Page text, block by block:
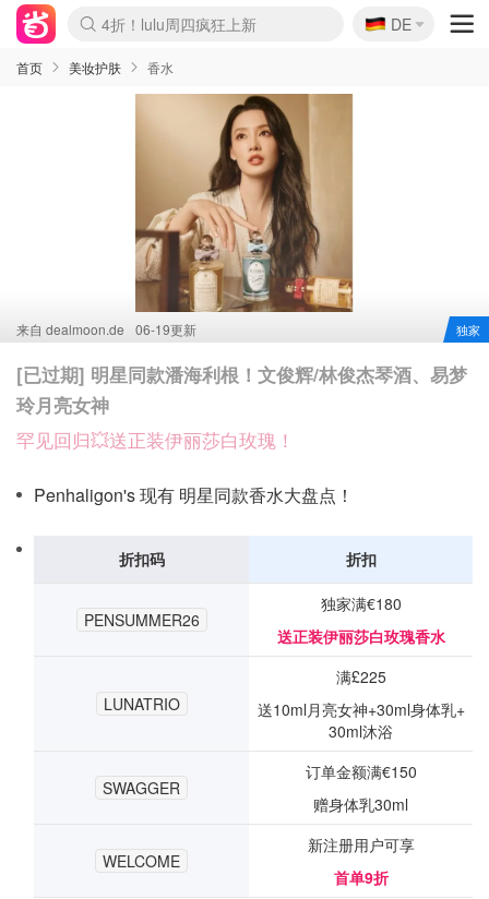
Boticinal 夏促开抢！
4折！lulu周四疯狂上新
还没结束！&OtherStories大促
Joybuy变相75折 随时失效
速领！Stanley独家85折
疑似霸哥！Camper额外叠85折
Zalando 奥莱闪促！每日更新
Moncler反季囤！5折起+叠9折
Coach Brooklyn仅€192
🇩🇪
DE
首页 美妆护肤 香水
来自 dealmoon.de 06-19更新 独家
[已过期] 明星同款潘海利根！文俊辉/林俊杰琴酒、易梦
玲月亮女神
罕见回归💥送正装伊丽莎白玫瑰！
Penhaligon's 现有 明星同款香水大盘点！
折扣码 折扣
PENSUMMER26
独家满€180
送正装伊丽莎白玫瑰香水
LUNATRIO
满£225
送10ml月亮女神+30ml身体乳+
30ml沐浴
SWAGGER
订单金额满€150
赠身体乳30ml
WELCOME
新注册用户可享
首单9折